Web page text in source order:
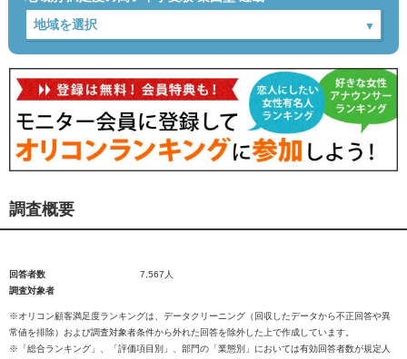
調査概要
回答者数
7,567人
調査対象者
※オリコン顧客満足度ランキングは、データクリーニング（回収したデータから不正回答や異
常値を排除）および調査対象者条件から外れた回答を除外した上で作成しています。
※「総合ランキング」、「評価項目別」、部門の「業態別」においては有効回答者数が規定人